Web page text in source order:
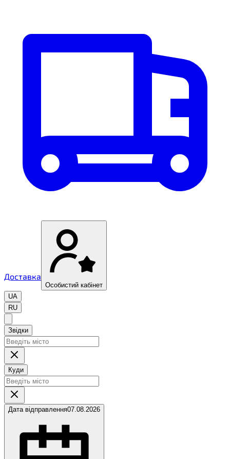
Доставка
Особистий кабінет
UA
RU
Звідки
Куди
Дата відправлення07.08.2026